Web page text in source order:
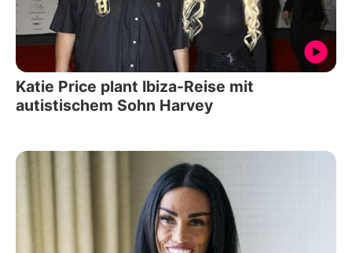
Katie Price plant Ibiza-Reise mit
autistischem Sohn Harvey